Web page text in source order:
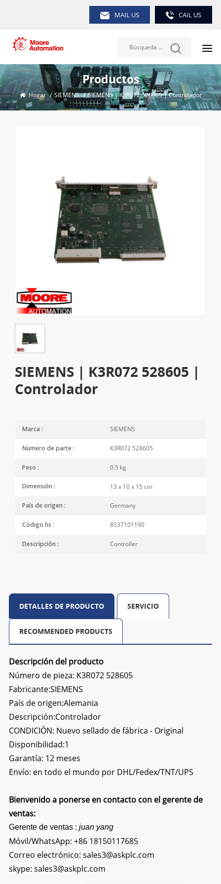
MAIL US CAIL US
Productos
Hogar / SIEMENS / SIEMENS | K3R072 528605 | Controlador
SIEMENS | K3R072 528605 |
Controlador
Marca : SIEMENS
Número de parte : K3R072 528605
Peso : 0.5 kg
Dimensión : 13 x 10 x 15 cm
País de origen : Germany
Código hs : 8537101190
Descripción : Controller
DETALLES DE PRODUCTO SERVICIO
RECOMMENDED PRODUCTS
Descripción del producto
Número de pieza: K3R072 528605
Fabricante:SIEMENS
País de origen:Alemania
Descripción:Controlador
CONDICIÓN: Nuevo sellado de fábrica - Original
Disponibilidad:1
Garantía: 12 meses
Envío: en todo el mundo por DHL/Fedex/TNT/UPS
Bienvenido a ponerse en contacto con el gerente de
ventas:
Gerente de ventas : juan yang
Móvil/WhatsApp: +86 18150117685
Correo electrónico: sales3@askplc.com
skype: sales3@askplc.com